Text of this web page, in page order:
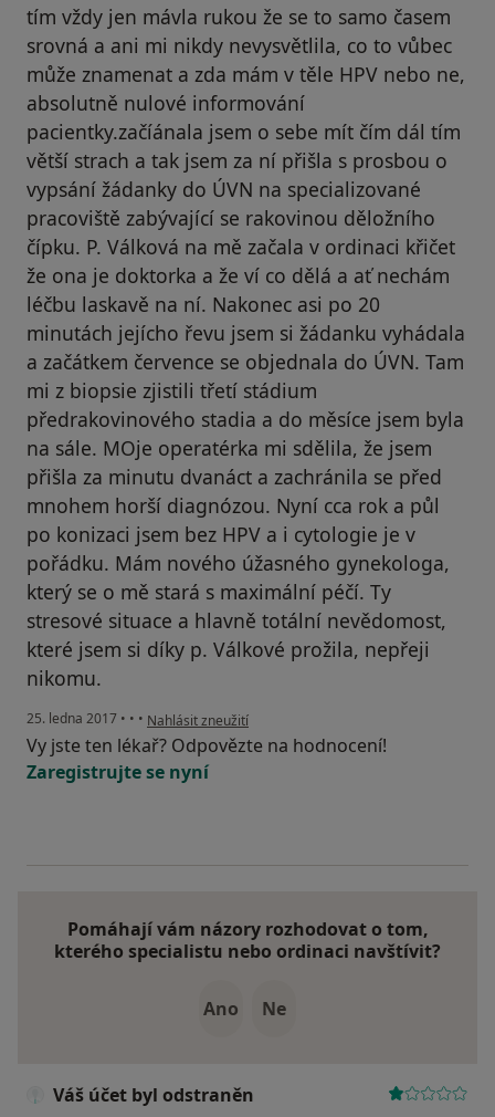
tím vždy jen mávla rukou že se to samo časem
srovná a ani mi nikdy nevysvětlila, co to vůbec
může znamenat a zda mám v těle HPV nebo ne,
absolutně nulové informování
pacientky.začíánala jsem o sebe mít čím dál tím
větší strach a tak jsem za ní přišla s prosbou o
vypsání žádanky do ÚVN na specializované
pracoviště zabývající se rakovinou děložního
čípku. P. Válková na mě začala v ordinaci křičet
že ona je doktorka a že ví co dělá a ať nechám
léčbu laskavě na ní. Nakonec asi po 20
minutách jejícho řevu jsem si žádanku vyhádala
a začátkem července se objednala do ÚVN. Tam
mi z biopsie zjistili třetí stádium
předrakovinového stadia a do měsíce jsem byla
na sále. MOje operatérka mi sdělila, že jsem
přišla za minutu dvanáct a zachránila se před
mnohem horší diagnózou. Nyní cca rok a půl
po konizaci jsem bez HPV a i cytologie je v
pořádku. Mám nového úžasného gynekologa,
který se o mě stará s maximální péčí. Ty
stresové situace a hlavně totální nevědomost,
které jsem si díky p. Válkové prožila, nepřeji
nikomu.
25. ledna 2017 • • • podle názoru uživatele Váš účet byl odstraněn
Nahlásit zneužití
Vy jste ten lékař? Odpovězte na hodnocení!
Zaregistrujte se nyní
Pomáhají vám názory rozhodovat o tom,
kterého specialistu nebo ordinaci navštívit?
Ano Ne
Váš účet byl odstraněn